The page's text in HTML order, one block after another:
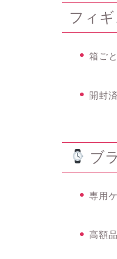
フィ
箱ご
開封
ブ
専用
高額